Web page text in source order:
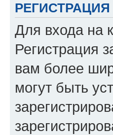
РЕГИСТРАЦИЯ
Для входа на
Регистрация
вам более
могут быть